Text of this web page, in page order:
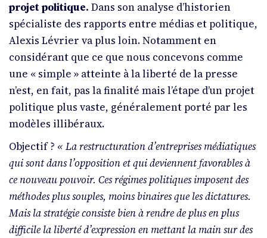
projet politique. Dans son analyse d’historien
spécialiste des rapports entre médias et politique,
Alexis Lévrier va plus loin. Notamment en
considérant que ce que nous concevons comme
une « simple » atteinte à la liberté de la presse
n’est, en fait, pas la finalité mais l’étape d’un projet
politique plus vaste, généralement porté par les
modèles illibéraux.
Objectif ? « La restructuration d’entreprises médiatiques
qui sont dans l’opposition et qui deviennent favorables à
ce nouveau pouvoir. Ces régimes politiques imposent des
méthodes plus souples, moins binaires que les dictatures.
Mais la stratégie consiste bien à rendre de plus en plus
difficile la liberté d’expression en mettant la main sur des